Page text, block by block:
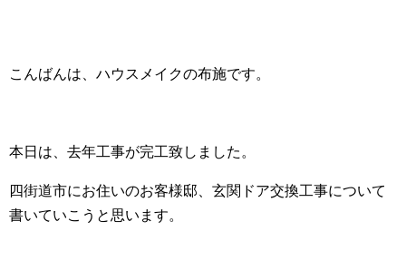
こんばんは、ハウスメイクの布施です。
本日は、去年工事が完工致しました。
四街道市にお住いのお客様邸、玄関ドア交換工事について
書いていこうと思います。